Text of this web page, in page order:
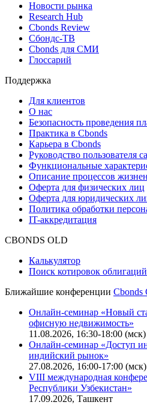
Новости рынка
Research Hub
Cbonds Review
Сбондс-ТВ
Cbonds для СМИ
Глоссарий
Поддержка
Для клиентов
О нас
Безопасность проведения
Практика в Cbonds
Карьера в Cbonds
Руководство пользователя
Функциональные
Описание процессов
Оферта для физических лиц
Оферта для юридических
Политика обработки
IT-аккредитация
CBONDS OLD
Калькулятор
Поиск котировок облигаций
Ближайшие конференции Cbonds
Онлайн-семинар «Новый
офисную недвижимость»
11.08.2026, 16:30-18:00 (мск)
Онлайн-семинар «Доступ
индийский рынок»
27.08.2026, 16:00-17:00 (мск)
VIII международная
Республики Узбекистан»
17.09.2026, Ташкент